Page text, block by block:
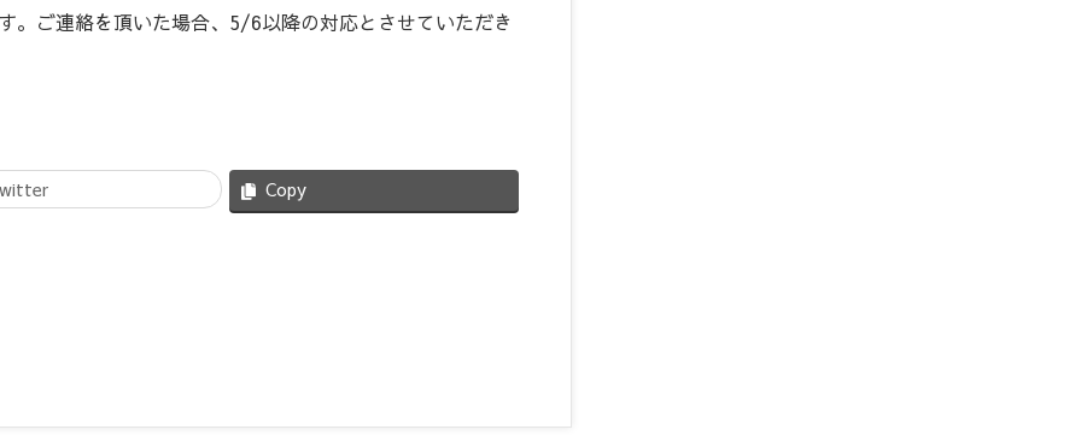
ご連絡を頂いた場合、5/6以降の対応とさせていただき
Copy